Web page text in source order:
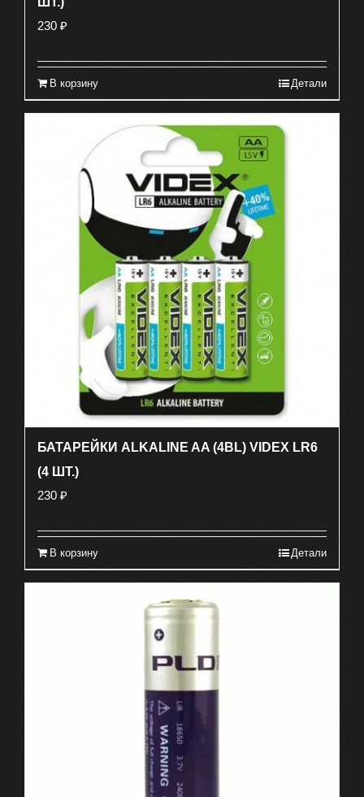
230 ₽
В корзину Детали
БАТАРЕЙКИ ALKALINE AA (4BL) VIDEX LR6
(4 ШТ.)
230 ₽
В корзину Детали